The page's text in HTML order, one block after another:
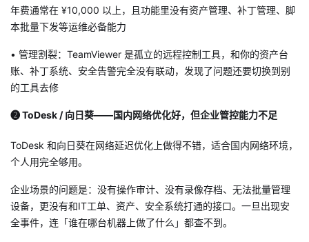
年费通常在 ¥10,000 以上，且功能里没有资产管理、补丁管理、脚
本批量下发等运维必备能力
• 管理割裂：TeamViewer 是孤立的远程控制工具，和你的资产台
账、补丁系统、安全告警完全没有联动，发现了问题还要切换到别
的工具去修
❷ ToDesk / 向日葵——国内网络优化好，但企业管控能力不足
ToDesk 和向日葵在网络延迟优化上做得不错，适合国内网络环境，
个人用完全够用。
企业场景的问题是：没有操作审计、没有录像存档、无法批量管理
设备，更没有和IT工单、资产、安全系统打通的接口。一旦出现安
全事件，连「谁在哪台机器上做了什么」都查不到。